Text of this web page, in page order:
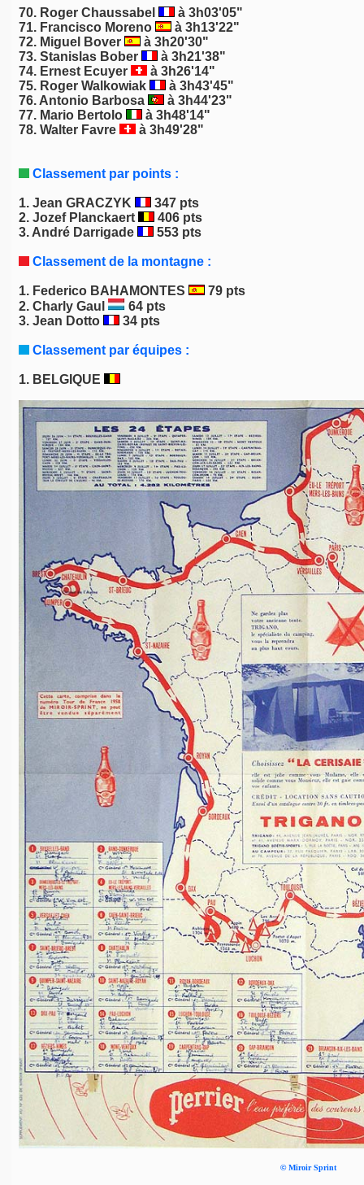
70. Roger Chaussabel
à 3h03'05"
71. Francisco Moreno
à 3h13'22"
72. Miguel Bover
à 3h20'30"
73. Stanislas Bober
à 3h21'38"
74. Ernest Ecuyer
à 3h26'14"
75. Roger Walkowiak
à 3h43'45"
76. Antonio Barbosa
à 3h44'23"
77. Mario Bertolo
à 3h48'14"
78. Walter Favre
à 3h49'28"
Classement par points :
1. Jean GRACZYK
347 pts
2. Jozef Planckaert
406 pts
3. André Darrigade 553 pts
Classement de la montagne :
1. Federico BAHAMONTES
79 pts
2. Charly Gaul
64 pts
3. Jean Dotto 34 pts
Classement par équipes :
1. BELGIQUE
©Miroir Sprint